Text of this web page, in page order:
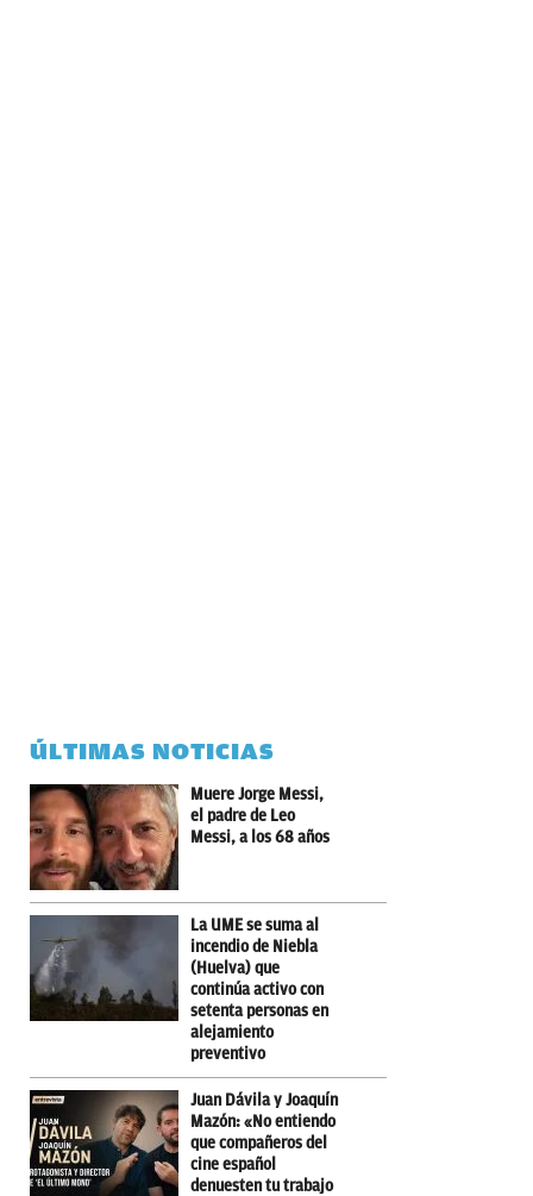
ÚLTIMAS NOTICIAS
Muere Jorge Messi,
el padre de Leo
Messi, a los 68 años
La UME se suma al
incendio de Niebla
(Huelva) que
continúa activo con
setenta personas en
alejamiento
preventivo
Juan Dávila y Joaquín
Mazón: «No entiendo
que compañeros del
cine español
denuesten tu trabajo